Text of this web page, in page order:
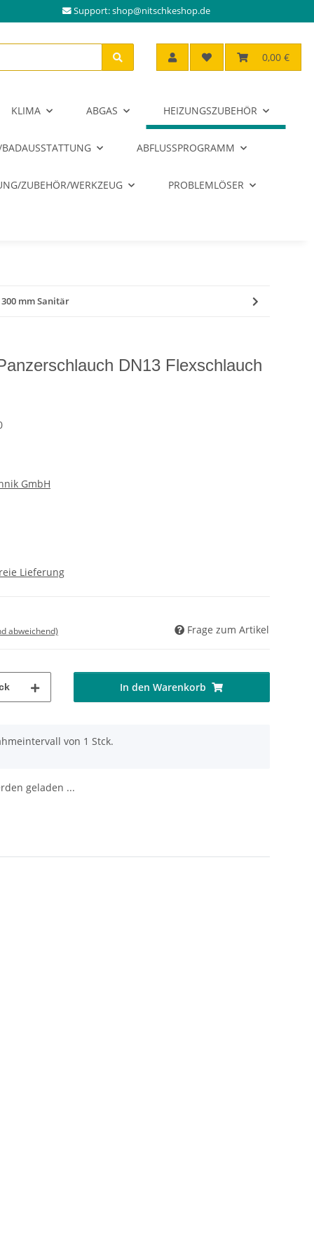
Support:shop@nitschkeshop.de
0,00 €
KLIMA ABGAS HEIZUNGSZUBEHÖR
ABFLUSSPROGRAMM
ZUBEHÖR/WERKZEUG PROBLEMLÖSER
300 mm Sanitär
DN13 Flexschlauch
GmbH
Lieferung
abweichend) Frage zum Artikel
In den Warenkorb
von 1 Stck.
geladen ...